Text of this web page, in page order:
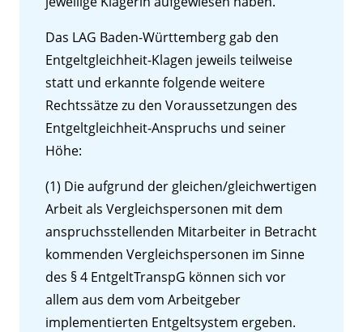
Das LAG Baden-Württemberg gab den
Entgeltgleichheit-Klagen jeweils teilweise
statt und erkannte folgende weitere
Rechtssätze zu den Voraussetzungen des
Entgeltgleichheit-Anspruchs und seiner
Höhe:
(1) Die aufgrund der gleichen/gleichwertigen
Arbeit als Vergleichspersonen mit dem
anspruchsstellenden Mitarbeiter in Betracht
kommenden Vergleichspersonen im Sinne
des § 4 EntgeltTranspG können sich vor
allem aus dem vom Arbeitgeber
implementierten Entgeltsystem ergeben.